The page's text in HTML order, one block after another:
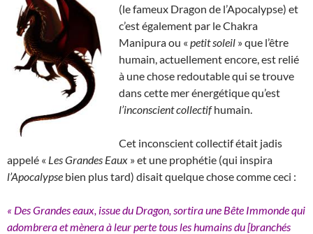
(le fameux Dragon de l’Apocalypse) et
c’est également par le Chakra
Manipura ou « petit soleil » que l’être
humain, actuellement encore, est relié
à une chose redoutable qui se trouve
dans cette mer énergétique qu’est
l’inconscient collectifhumain.
Cet inconscient collectif était jadis
appelé « Les Grandes Eaux » et une prophétie (qui inspira
l’Apocalypse bien plus tard) disait quelque chose comme ceci :
« Des Grandes eaux, issue du Dragon, sortira une Bête Immonde qui
adombrera et mènera à leur perte tous les humains du [branchés